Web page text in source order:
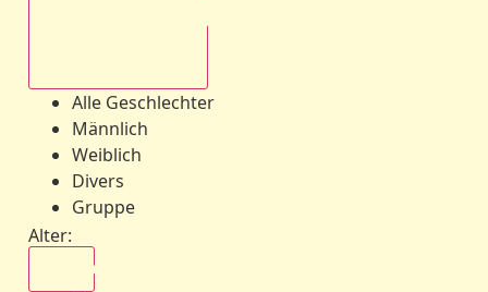
Alle Geschlechter
Männlich
Weiblich
Divers
Gruppe
Alter: